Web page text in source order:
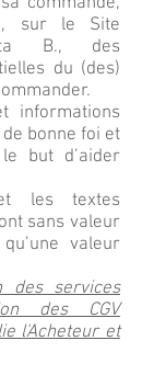
sur le Site
B., des
du (des)
informations
bonne foi et
but d’aider
les textes
sans valeur
valeur
des services
des CGV
l'Acheteur et